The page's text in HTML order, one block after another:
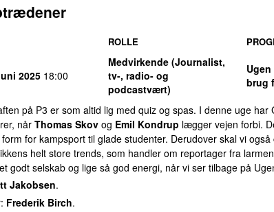
ROLLE
2025 18:00
Medvirkende (Journalist,
tv-, radio- og
podcastvært)
brug
på P3 er som altid lig med quiz og spas. I denne uge har
når Thomas Skov og Emil Kondrup lægger vejen forbi.
for kampsport til glade studenter. Derudover skal vi
helt store trends, som handler om reportager fra
godt selskab og lige så god energi, når vi ser tilbage på
Jakobsen.
Frederik Birch.